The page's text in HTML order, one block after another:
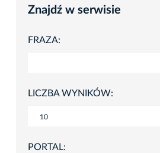
Znajdź w serwisie
FRAZA:
LICZBA WYNIKÓW:
PORTAL: